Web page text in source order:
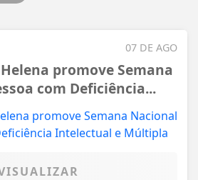
07 DE AGO
promove Semana
com Deficiência...